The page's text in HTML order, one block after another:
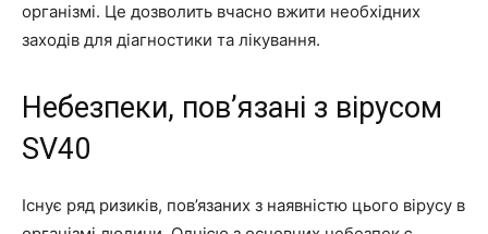
організмі. Це дозволить вчасно вжити необхідних
заходів для діагностики та лікування.
Небезпеки, пов’язані з вірусом
SV40
Існує ряд ризиків, пов’язаних з наявністю цього вірусу в